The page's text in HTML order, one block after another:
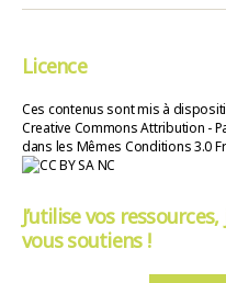
Licence
Ces contenus sont mis à
Creative Commons Attribution -
dans les Mêmes Conditions 3.0
J’utilise vos
vous soutiens !